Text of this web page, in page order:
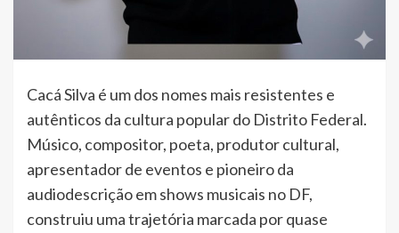
Cacá Silva é um dos nomes mais resistentes e
autênticos da cultura popular do Distrito Federal.
Músico, compositor, poeta, produtor cultural,
apresentador de eventos e pioneiro da
audiodescrição em shows musicais no DF,
construiu uma trajetória marcada por quase